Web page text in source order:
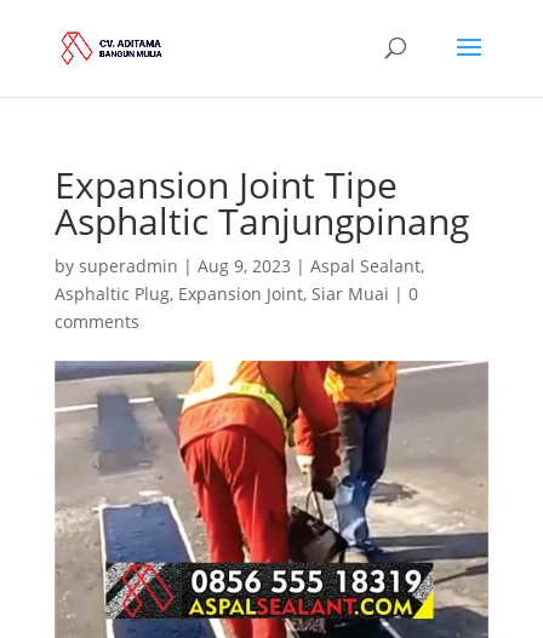
Expansion Joint Tipe
Asphaltic Tanjungpinang
by superadmin | Aug 9, 2023 | Aspal Sealant,
Asphaltic Plug, Expansion Joint, Siar Muai | 0
comments